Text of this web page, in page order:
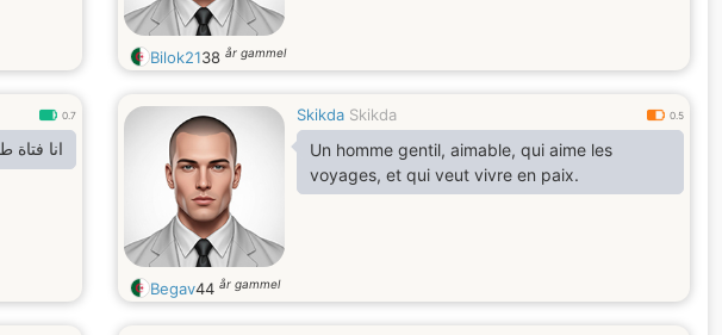
Bilok2138 år gammel
0.7
انا فتاة
Skikda Skikda 0.5
Un homme gentil, aimable, qui aime les
voyages, et qui veut vivre en paix.
Begav44 år gammel